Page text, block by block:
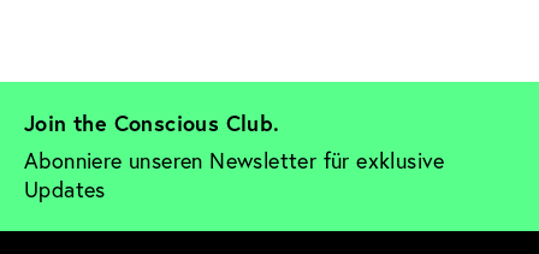
Join the Conscious Club.
Abonniere unseren Newsletter für exklusive
Updates